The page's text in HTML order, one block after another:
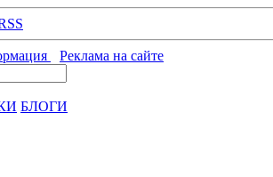
Реклама на сайте
БЛОГИ